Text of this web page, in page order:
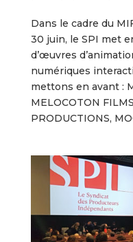
Dans le cadre du
30 juin, le SPI met
d’œuvres
numériques
mettons en avant :
MELOCOTON
PRODUCTIONS,